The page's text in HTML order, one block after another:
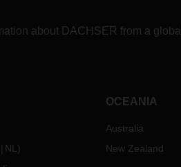
about DACHSER from a global
NL )
OCEANIA
Australia
New Zealand